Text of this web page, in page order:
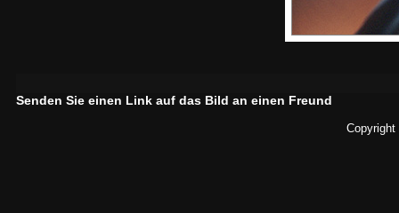
Senden Sie einen Link auf das Bild an einen Freund